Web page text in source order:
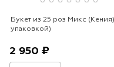
Букет из 25 роз Микс
упаковкой)
2 950 ₽